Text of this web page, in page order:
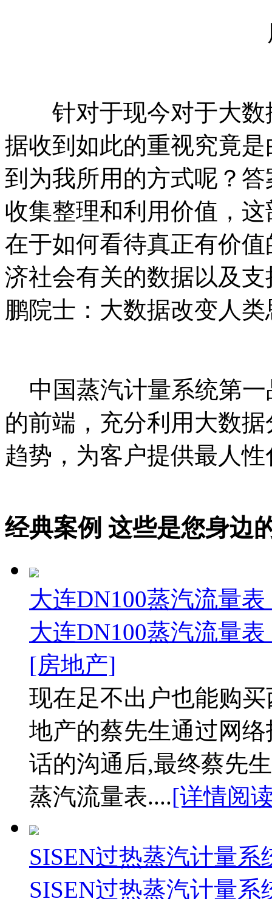
针对于现今对于大数
据收到如此的重视究竟
到为我所用的方式呢？
收集整理和利用价值，
在于如何看待真正有价
济社会有关的数据以及
鹏院士：大数据改变人
中国蒸汽计量系统第一
的前端，充分利用大数
趋势，为客户提供最人
经典案例 这些是您身边
大连DN100蒸汽流量
大连DN100蒸汽流量
[房地产]
现在足不出户也能购
地产的蔡先生通过网
话的沟通后,最终蔡先
蒸汽流量表....[详情阅
SISEN过热蒸汽计量
SISEN过热蒸汽计量